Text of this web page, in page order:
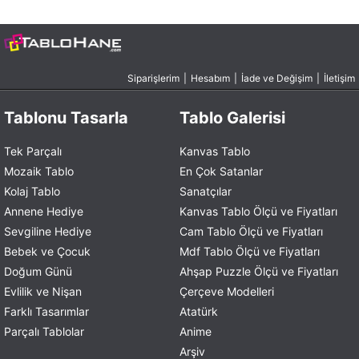
Siparişlerim Hesabım İade ve Değişim İletişim
Tablonu Tasarla
Tek Parçalı
Mozaik Tablo
Kolaj Tablo
Annene Hediye
Sevgiline Hediye
Bebek ve Çocuk
Doğum Günü
Evlilik ve Nişan
Farklı Tasarımlar
Parçalı Tablolar
Tablo Galerisi
Kanvas Tablo
En Çok Satanlar
Sanatçılar
Kanvas Tablo Ölçü ve Fiyatları
Cam Tablo Ölçü ve Fiyatları
Mdf Tablo Ölçü ve Fiyatları
Ahşap Puzzle Ölçü ve Fiyatları
Çerçeve Modelleri
Atatürk
Anime
Arşiv